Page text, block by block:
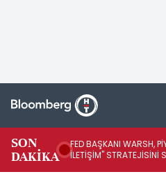
SON
DAKİKA
FED BAŞKANI WARSH,
İLETİŞİM" STRATEJİSİNİ